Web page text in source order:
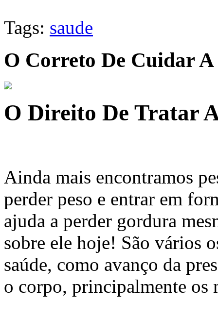
Tags: saude
O Correto De Cuidar A
O Direito De Tratar
Ainda mais encontramos
perder peso e entrar em
ajuda a perder gordura
sobre ele hoje! São vários
saúde, como avanço da
o corpo, principalmente os